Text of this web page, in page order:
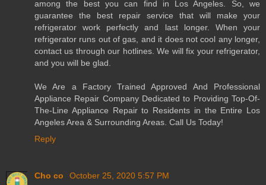
among the best you can find in Los Angeles. So, we
guarantee the best repair service that will make your
refrigerator work perfectly and last longer. When your
refrigerator runs out of gas, and it does not cool any longer,
contact us through our hotlines. We will fix your refrigerator,
and you will be glad.
We Are a Factory Trained Approved And Professional
Appliance Repair Company Dedicated to Providing Top-Of-
The-Line Appliance Repair to Residents in the Entire Los
Angeles Area & Surrounding Areas. Call Us Today!
Reply
Cho co
October 25, 2020 5:57 PM